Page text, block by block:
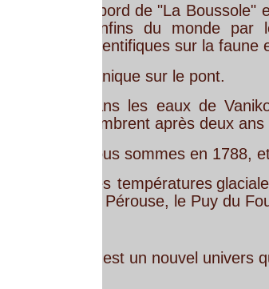
Boussole" et de
monde par le roi Louis
sur la faune et la flore de
sur le pont.
de Vanikoro, dans le
après deux ans et demi
sommes en 1788, et l'aventure
températures glaciales de l'Alaska,
le Puy du Fou fait
un nouvel univers qui fait son